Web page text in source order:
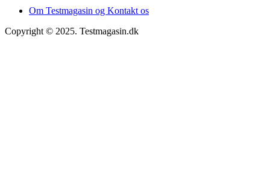
Om Testmagasin og Kontakt os
Copyright © 2025. Testmagasin.dk